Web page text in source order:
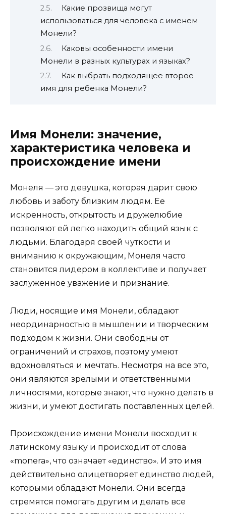
Какие прозвища могут
использоваться для человека с именем
Монели?
Каковы особенности имени
Монели в разных культурах и языках?
Как выбрать подходящее второе
имя для ребенка Монели?
Имя Монели: значение,
характеристика человека и
происхождение имени
Монеля — это девушка, которая дарит свою
любовь и заботу близким людям. Ее
искренность, открытость и дружелюбие
позволяют ей легко находить общий язык с
людьми. Благодаря своей чуткости и
вниманию к окружающим, Монеля часто
становится лидером в коллективе и получает
заслуженное уважение и признание.
Люди, носящие имя Монели, обладают
неординарностью в мышлении и творческим
подходом к жизни. Они свободны от
ограничений и страхов, поэтому умеют
вдохновляться и мечтать. Несмотря на все это,
они являются зрелыми и ответственными
личностями, которые знают, что нужно делать в
жизни, и умеют достигать поставленных целей.
Происхождение имени Монели восходит к
латинскому языку и происходит от слова
«monera», что означает «единство». И это имя
действительно олицетворяет единство людей,
которыми обладают Монели. Они всегда
стремятся помогать другим и делать все